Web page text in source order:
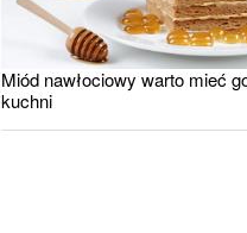
Miód nawłociowy warto mieć
kuchni